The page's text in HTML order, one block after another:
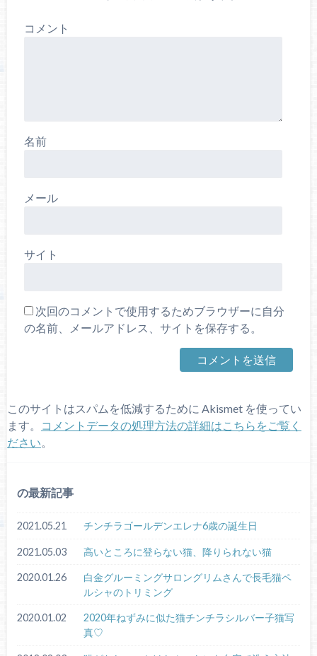
コメント
名前
メール
サイト
次回のコメントで使用するためブラウザーに自分
の名前、メールアドレス、サイトを保存する。
このサイトはスパムを低減するために Akismet を使ってい
ます。
コメントデータの処理方法の詳細はこちらをご覧く
ださい
の最新記事
2021.05.21 チンチラゴールデンエレナ6歳の誕生日
2021.05.03 高いところに登らない猫、降りられない猫
2020.01.26
白金グルーミングサロングリムさんで長毛猫ペ
ルシャのトリミング
2020.01.02
2020年ねずみに似た猫チンチラシルバー子猫写
真♡